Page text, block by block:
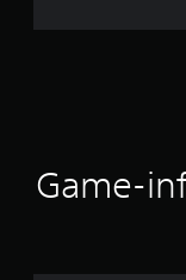
Game-